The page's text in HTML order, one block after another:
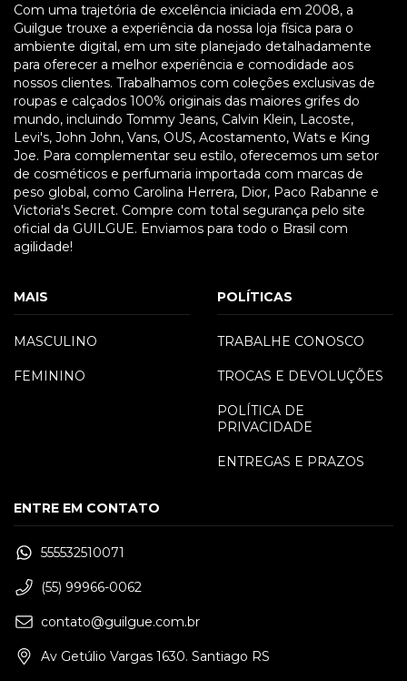
Com uma trajetória de excelência iniciada em 2008, a
Guilgue trouxe a experiência da nossa loja física para o
ambiente digital, em um site planejado detalhadamente
para oferecer a melhor experiência e comodidade aos
nossos clientes. Trabalhamos com coleções exclusivas de
roupas e calçados 100% originais das maiores grifes do
mundo, incluindo Tommy Jeans, Calvin Klein, Lacoste,
Levi's, John John, Vans, OUS, Acostamento, Wats e King
Joe. Para complementar seu estilo, oferecemos um setor
de cosméticos e perfumaria importada com marcas de
peso global, como Carolina Herrera, Dior, Paco Rabanne e
Victoria's Secret. Compre com total segurança pelo site
oficial da GUILGUE. Enviamos para todo o Brasil com
agilidade!
MAIS
MASCULINO
FEMININO
POLÍTICAS
TRABALHE CONOSCO
TROCAS E DEVOLUÇÕES
POLÍTICA DE
PRIVACIDADE
ENTREGAS E PRAZOS
ENTRE EM CONTATO
555532510071
(55) 99966-0062
contato@guilgue.com.br
Av Getúlio Vargas 1630. Santiago RS